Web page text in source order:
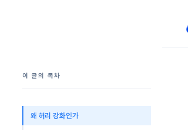
이 글의 목차
왜 허리 강화인가